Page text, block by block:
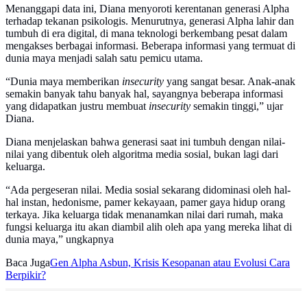
Menanggapi data ini, Diana menyoroti kerentanan generasi Alpha
terhadap tekanan psikologis. Menurutnya, generasi Alpha lahir dan
tumbuh di era digital, di mana teknologi berkembang pesat dalam
mengakses berbagai informasi. Beberapa informasi yang termuat di
dunia maya menjadi salah satu pemicu utama.
“Dunia maya memberikan insecurity yang sangat besar. Anak-anak
semakin banyak tahu banyak hal, sayangnya beberapa informasi
yang didapatkan justru membuat insecurity semakin tinggi,” ujar
Diana.
Diana menjelaskan bahwa generasi saat ini tumbuh dengan nilai-
nilai yang dibentuk oleh algoritma media sosial, bukan lagi dari
keluarga.
“Ada pergeseran nilai. Media sosial sekarang didominasi oleh hal-
hal instan, hedonisme, pamer kekayaan, pamer gaya hidup orang
terkaya. Jika keluarga tidak menanamkan nilai dari rumah, maka
fungsi keluarga itu akan diambil alih oleh apa yang mereka lihat di
dunia maya,” ungkapnya
Baca JugaGen Alpha Asbun, Krisis Kesopanan atau Evolusi Cara
Berpikir?